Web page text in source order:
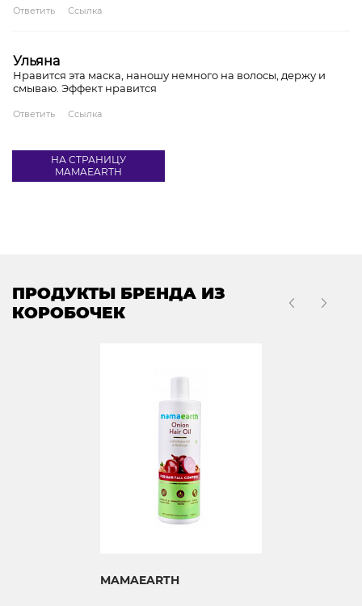
Ответить Ссылка
Ульяна
Нравится эта маска, наношу немного на волосы, держу и
смываю. Эффект нравится
Ответить Ссылка
НА СТРАНИЦУ
MAMAEARTH
ПРОДУКТЫ БРЕНДА ИЗ
КОРОБОЧЕК
MAMAEARTH